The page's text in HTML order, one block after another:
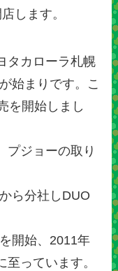
します。
タカローラ札幌
始まりです。こ
を開始しまし
プジョーの取り
ら分社しDUO
開始、2011年
っています。